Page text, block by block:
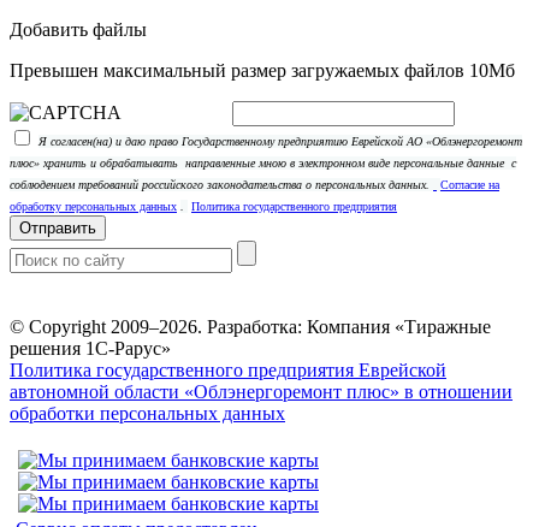
Добавить файлы
Превышен максимальный размер загружаемых файлов 10Мб
Я согласен(на) и даю право Государственному предприятию Еврейской АО «Облэнергоремонт
плюс» хранить и обрабатывать направленные мною в электронном виде персональные данные с
соблюдением требований российского законодательства о персональных данных.
Согласие на
обработку персональных данных
Политика государственного предприятия
Отправить
© Copyright 2009–2026. Разработка: Компания «Тиражные
решения 1С-Рарус»
Политика государственного предприятия Еврейской
автономной области «Облэнергоремонт плюс» в отношении
обработки персональных данных